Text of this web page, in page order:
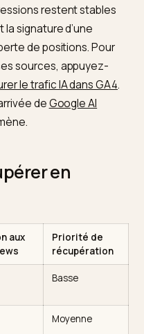
sont vos contenus
d’achat et
choc, avec des
pages de haut de
segmenter. Dans la
pages
restent
la signature d’une
perte de positions.
ses sources, appuyez-
le trafic IA dans
l’arrivée deGoogle AI